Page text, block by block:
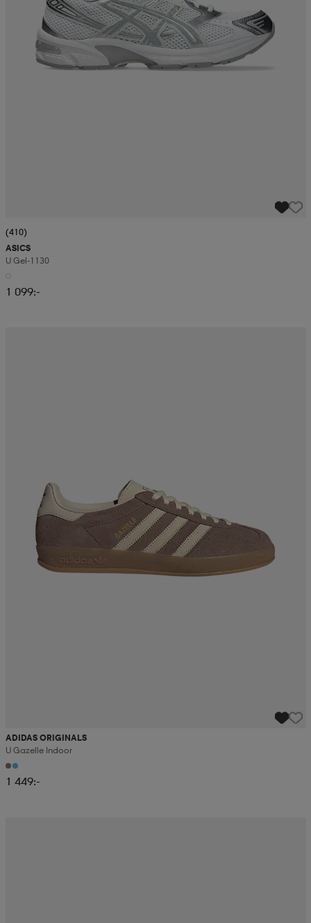
(410)
ASICS
U Gel-1130
1 099:-
ADIDAS ORIGINALS
U Gazelle Indoor
1 449:-